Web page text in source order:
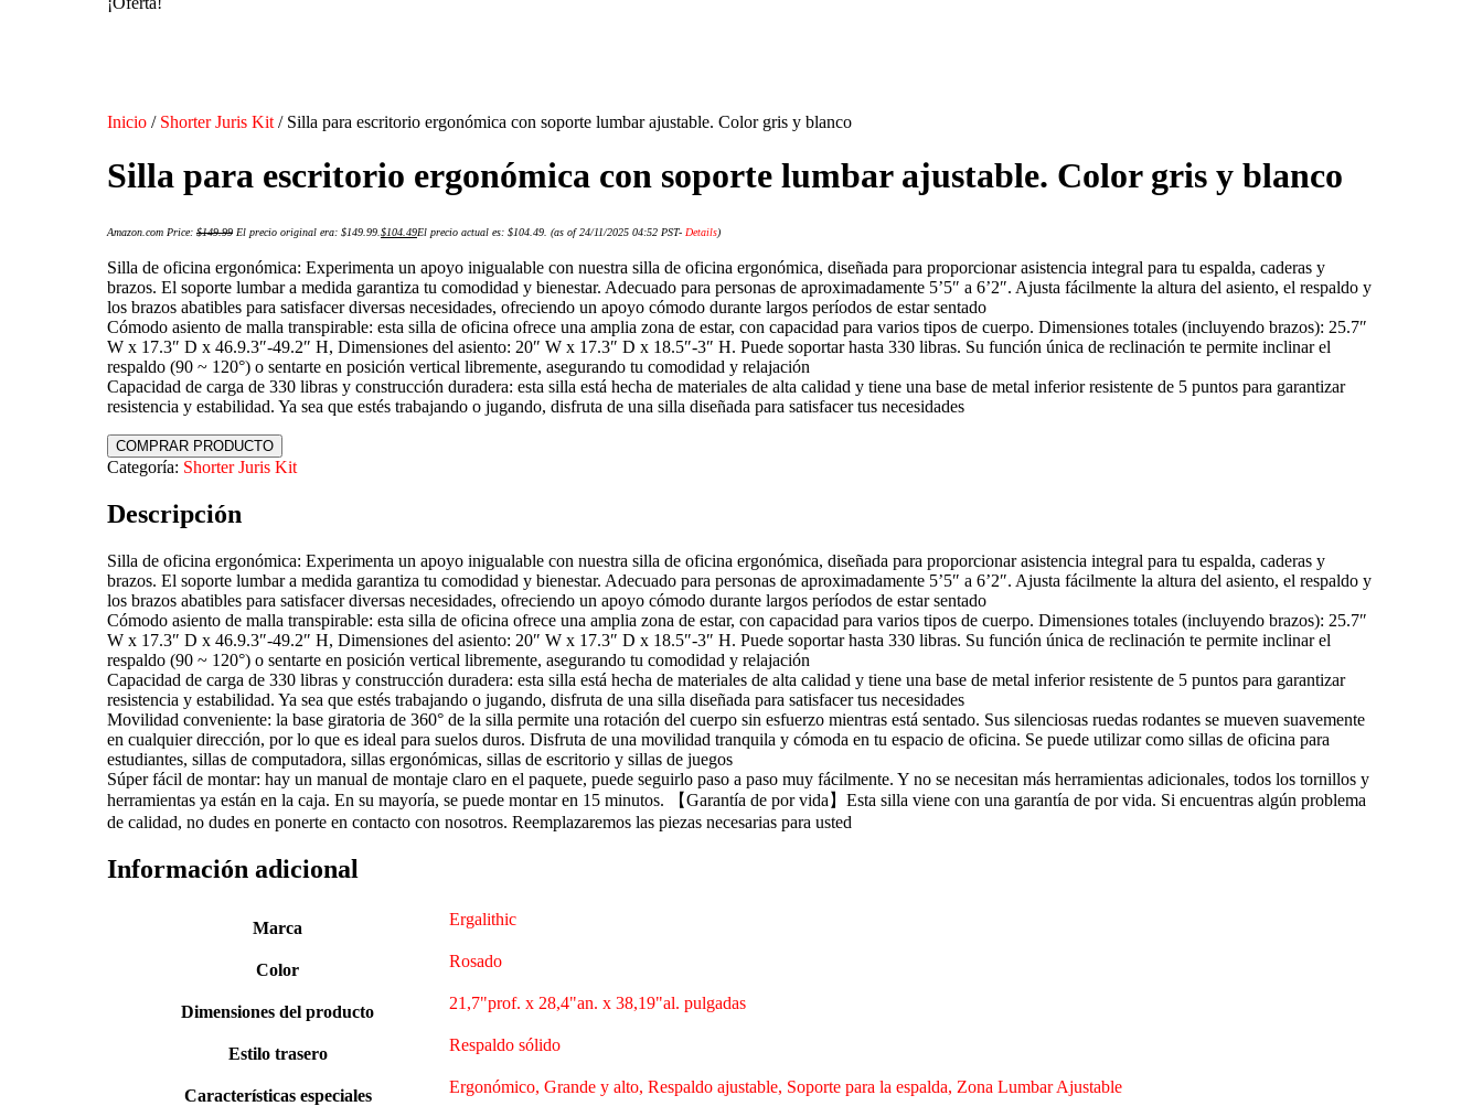
Inicio / Shorter Juris Kit / Silla para escritorio ergonómica con soporte lumbar ajustable. Color gris y blanco
Silla para escritorio ergonómica con soporte lumbar ajustable. Color gris y blanco
Amazon.com Price: $149.99 El precio original era: $149.99. $104.49El precio actual es: $104.49. (as of 24/11/2025 04:52 PST- Details)
Silla de oficina ergonómica: Experimenta un apoyo inigualable con nuestra silla de oficina ergonómica, diseñada para proporcionar asistencia integral para tu espalda, caderas y
brazos. El soporte lumbar a medida garantiza tu comodidad y bienestar. Adecuado para personas de aproximadamente 5’5″ a 6’2″. Ajusta fácilmente la altura del asiento, el respaldo y
los brazos abatibles para satisfacer diversas necesidades, ofreciendo un apoyo cómodo durante largos períodos de estar sentado
Cómodo asiento de malla transpirable: esta silla de oficina ofrece una amplia zona de estar, con capacidad para varios tipos de cuerpo. Dimensiones totales (incluyendo brazos): 25.7″
W x 17.3″ D x 46.9.3″-49.2″ H, Dimensiones del asiento: 20″ W x 17.3″ D x 18.5″-3″ H. Puede soportar hasta 330 libras. Su función única de reclinación te permite inclinar el
respaldo (90 ~ 120°) o sentarte en posición vertical libremente, asegurando tu comodidad y relajación
Capacidad de carga de 330 libras y construcción duradera: esta silla está hecha de materiales de alta calidad y tiene una base de metal inferior resistente de 5 puntos para garantizar
resistencia y estabilidad. Ya sea que estés trabajando o jugando, disfruta de una silla diseñada para satisfacer tus necesidades
COMPRAR PRODUCTO
Categoría: Shorter Juris Kit
Descripción
Silla de oficina ergonómica: Experimenta un apoyo inigualable con nuestra silla de oficina ergonómica, diseñada para proporcionar asistencia integral para tu espalda, caderas y
brazos. El soporte lumbar a medida garantiza tu comodidad y bienestar. Adecuado para personas de aproximadamente 5’5″ a 6’2″. Ajusta fácilmente la altura del asiento, el respaldo y
los brazos abatibles para satisfacer diversas necesidades, ofreciendo un apoyo cómodo durante largos períodos de estar sentado
Cómodo asiento de malla transpirable: esta silla de oficina ofrece una amplia zona de estar, con capacidad para varios tipos de cuerpo. Dimensiones totales (incluyendo brazos): 25.7″
W x 17.3″ D x 46.9.3″-49.2″ H, Dimensiones del asiento: 20″ W x 17.3″ D x 18.5″-3″ H. Puede soportar hasta 330 libras. Su función única de reclinación te permite inclinar el
respaldo (90 ~ 120°) o sentarte en posición vertical libremente, asegurando tu comodidad y relajación
Capacidad de carga de 330 libras y construcción duradera: esta silla está hecha de materiales de alta calidad y tiene una base de metal inferior resistente de 5 puntos para garantizar
resistencia y estabilidad. Ya sea que estés trabajando o jugando, disfruta de una silla diseñada para satisfacer tus necesidades
Movilidad conveniente: la base giratoria de 360° de la silla permite una rotación del cuerpo sin esfuerzo mientras está sentado. Sus silenciosas ruedas rodantes se mueven suavemente
en cualquier dirección, por lo que es ideal para suelos duros. Disfruta de una movilidad tranquila y cómoda en tu espacio de oficina. Se puede utilizar como sillas de oficina para
estudiantes, sillas de computadora, sillas ergonómicas, sillas de escritorio y sillas de juegos
Súper fácil de montar: hay un manual de montaje claro en el paquete, puede seguirlo paso a paso muy fácilmente. Y no se necesitan más herramientas adicionales, todos los tornillos y
herramientas ya están en la caja. En su mayoría, se puede montar en 15 minutos. 【Garantía de por vida】Esta silla viene con una garantía de por vida. Si encuentras algún problema
de calidad, no dudes en ponerte en contacto con nosotros. Reemplazaremos las piezas necesarias para usted
Información adicional
Marca Ergalithic
Color Rosado
Dimensiones del producto 21,7"prof. x 28,4"an. x 38,19"al. pulgadas
Estilo trasero Respaldo sólido
Características especiales Ergonómico, Grande y alto, Respaldo ajustable, Soporte para la espalda, Zona Lumbar Ajustable